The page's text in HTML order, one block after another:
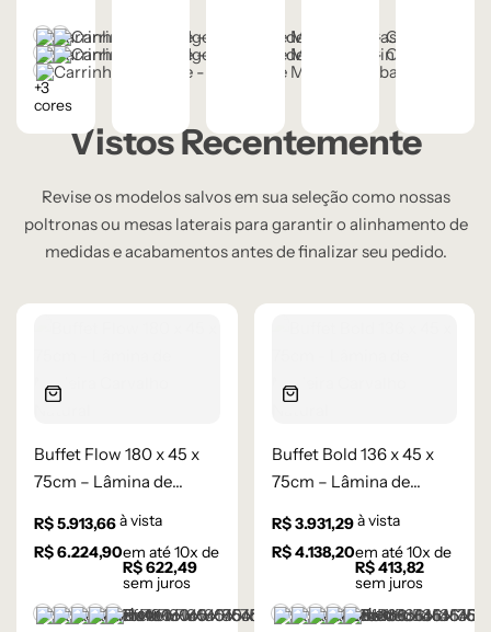
Castanho
Champanhe
Cinza Grafite Metalizado
Cinza Médio
Ébano
+3
cores
Vistos Recentemente
Revise os modelos salvos em sua seleção como nossas
poltronas ou mesas laterais para garantir o alinhamento de
medidas e acabamentos antes de finalizar seu pedido.
Buffet Flow 180 x 45 x
75cm – Lâmina de
Natural
R$5.913,66à vista
R$6.224,90em até10x de
R$622,49
sem juros
Castanho
Champanhe
Cinza Grafite Metalizado
Ébano
Lâmina Off-White
+1 cor
Buffet Bold 136 x 45 x
75cm – Lâmina de
Natural
R$3.931,29à vista
R$4.138,20em até10x de
R$413,82
sem juros
Castanho
Champanhe
Cinza Grafite
Ébano
Lâmina Off-White
+1 cor